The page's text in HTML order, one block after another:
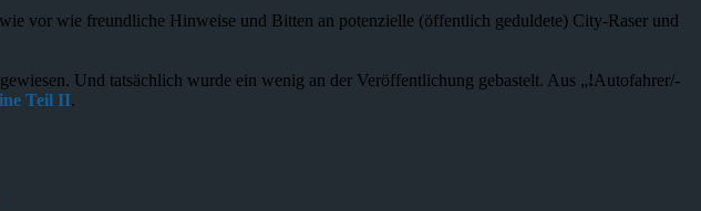
vor wie freundliche Hinweise und Bitten an potenzielle (öffentlich geduldete) City-Raser und
Und tatsächlich wurde ein wenig an der Veröffentlichung gebastelt. Aus „!Autofahrer/-
Teil II.